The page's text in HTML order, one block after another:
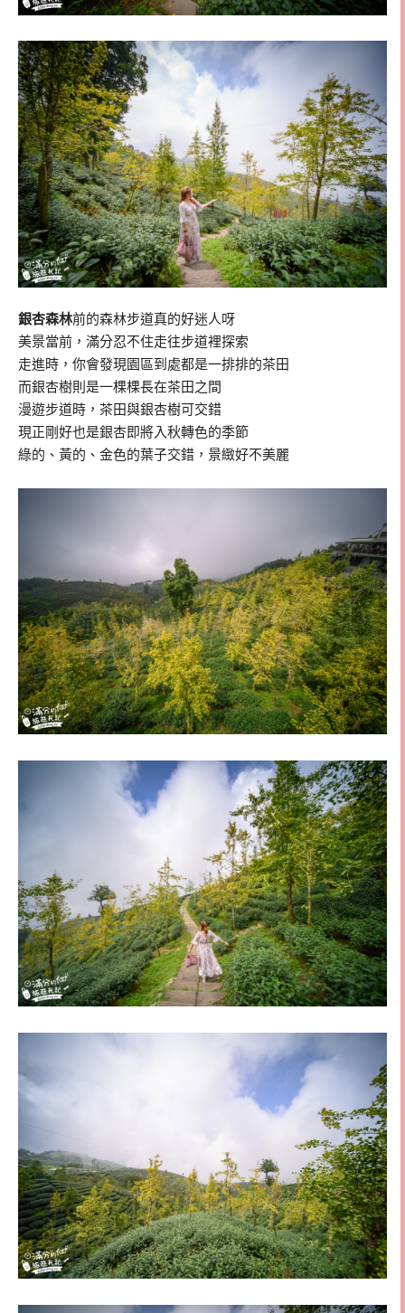
銀杏森林前的森林步道真的好迷人呀
美景當前，滿分忍不住走往步道裡探索
走進時，你會發現園區到處都是一排排的茶田
而銀杏樹則是一棵棵長在茶田之間
漫遊步道時，茶田與銀杏樹可交錯
現正剛好也是銀杏即將入秋轉色的季節
綠的、黃的、金色的葉子交錯，景緻好不美麗